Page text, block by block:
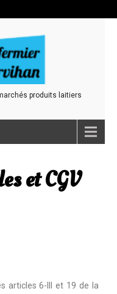
produits laitiers
et CGV
articles 6-III et 19 de la